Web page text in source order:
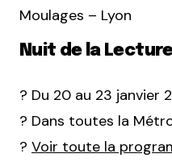
Moulages – Lyon
Nuit de la
? Du 20 au 23 janvier
? Dans toutes la
? Voir toute la